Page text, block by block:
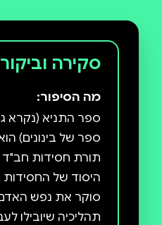
סקירה
מה הסיפור:
ספר התניא (נקרא
ספר של בינונים)
תורת חסידות
היסוד של
סוקר את נפש
תהליכיה שיובילו